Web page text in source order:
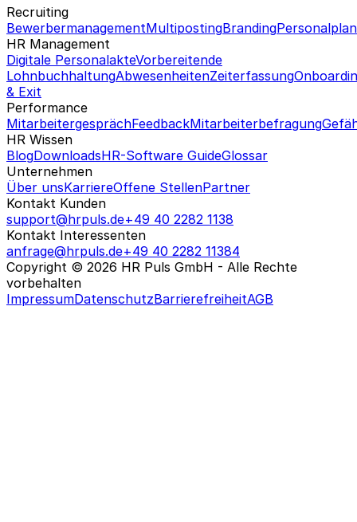
Recruiting
BewerbermanagementMultipostingBranding
HR Management
Digitale PersonalakteVorbereitende
LohnbuchhaltungAbwesenheitenZeiterfassung
& Exit
Performance
MitarbeitergesprächFeedbackMitarbeiterbefragung
HR Wissen
BlogDownloadsHR-Software GuideGlossar
Unternehmen
Über unsKarriereOffene StellenPartner
Kontakt Kunden
support@hrpuls.de+49 40 2282 1138
Kontakt Interessenten
anfrage@hrpuls.de+49 40 2282 11384
Copyright © 2026 HR Puls GmbH - Alle Rechte
vorbehalten
ImpressumDatenschutzBarrierefreiheitAGB